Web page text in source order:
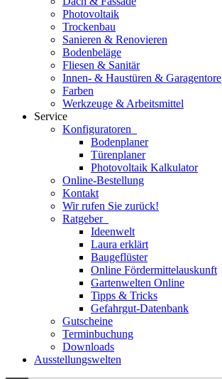
Photovoltaik
Trockenbau
Sanieren & Renovieren
Bodenbeläge
Fliesen & Sanitär
Innen- & Haustüren & Garagentore
Farben
Werkzeuge & Arbeitsmittel
Service
Konfiguratoren
Bodenplaner
Türenplaner
Photovoltaik Kalkulator
Online-Bestellung
Kontakt
Wir rufen Sie zurück!
Ratgeber
Ideenwelt
Laura erklärt
Baugeflüster
Online Fördermittelauskunft
Gartenwelten Online
Tipps & Tricks
Gefahrgut-Datenbank
Gutscheine
Terminbuchung
Downloads
Ausstellungswelten